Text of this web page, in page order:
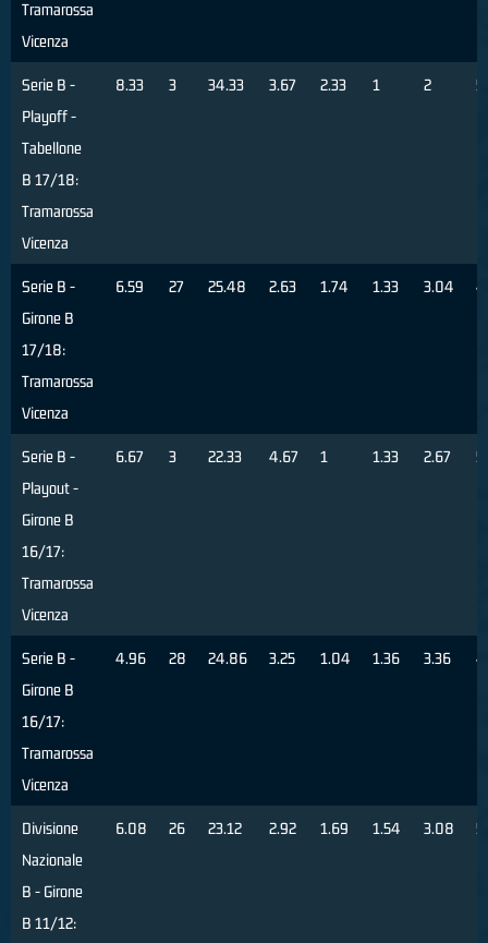
Tramarossa
Vicenza
Serie B -
Playoff -
Tabellone
B 17/18:
Tramarossa
Vicenza
8.33 3 34.33 3.67 2.33 1 2
Serie B -
Girone B
17/18:
Tramarossa
Vicenza
6.59 27 25.48 2.63 1.74 1.33 3.04
Serie B -
Playout -
Girone B
16/17:
Tramarossa
Vicenza
6.67 3 22.33 4.67 1 1.33 2.67
Serie B -
Girone B
16/17:
Tramarossa
Vicenza
4.96 28 24.86 3.25 1.04 1.36 3.36
Divisione
Nazionale
B - Girone
B 11/12:
6.08 26 23.12 2.92 1.69 1.54 3.08